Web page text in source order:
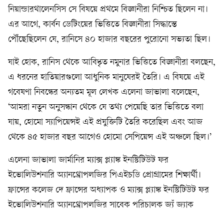
নিয়ান্ডারথালেনসিস সে বিষয়ে প্রথমে বিজ্ঞানীরা নিশ্চিত ছিলেন না।
এর আগে, কার্বন ডেটিংয়ের ভিত্তিতে বিজ্ঞানীরা সিদ্ধান্তে
পৌঁছেছিলেন যে, রানিসে ৪০ হাজার বছরের পুরোনো সভ্যতা ছিল।
যাই হোক, রানিস থেকে আবিষ্কৃত নমুনার ভিত্তিতে বিজ্ঞানীরা বলছেন,
এ ধরনের হাতিয়ারগুলো আধুনিক মানুষেরই তৈরি। এ বিষয়ে এই
গবেষণা নিবন্ধের অন্যতম মূল লেখক এলেনা জাভালা বলেছেন,
‘আমরা নতুন অনুসন্ধান থেকে যে তথ্য পেয়েছি তার ভিত্তিতে বলা
যায়, হোমো স্যাপিয়েন্সই এই প্রযুক্তিটি তৈরি করেছিল এবং আজ
থেকে ৪৫ হাজার বছর আগেও হোমো সেপিয়েন্স এই অঞ্চলে ছিল।’
এলেনা জাভালা জার্মানির ম্যাক্স প্ল্যাঙ্ক ইনস্টিটিউট ফর
ইভোলিউশনারি অ্যানথ্রোপলজির পিএইচডি প্রোগ্রামের শিক্ষার্থী।
ফ্রান্সের কলেজ দে ফ্রান্সের অধ্যাপক ও ম্যাক্স প্ল্যাঙ্ক ইনস্টিটিউট ফর
ইভোলিউশনারি অ্যানথ্রোপলজির সাবেক পরিচালক জ্যঁ জ্যাক